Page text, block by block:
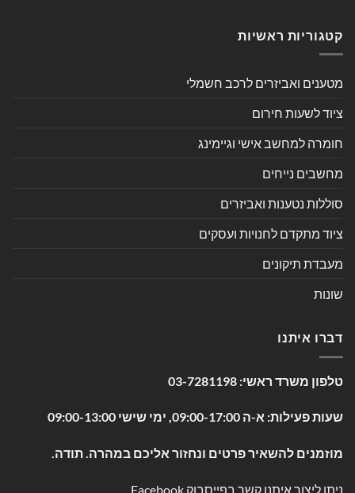
קטגוריות ראשיות
מטענים ואביזרים לרכב חשמלי
ציוד לשעות חירום
חומרה למחשב אישי וגיימינג
מחשבים נייחים
סוללות נטענות ואביזרים
ציוד מתקדם לחנויות ועסקים
מעבדת תיקונים
שונות
דברו איתנו
טלפון משרד ראשי: 03-7281198
שעות פעילות: א-ה 09:00-17:00, ימי שישי 09:00-13:00
מוזמנים להשאיר פרטים ונחזור אליכם במהרה. תודה.
ניתן ליצור איתנו קשר בפייסבוק Facebook